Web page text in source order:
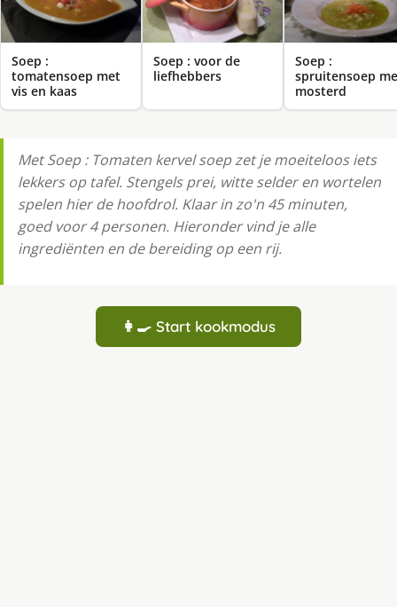
Soep :
tomatensoep met
vis en kaas
Soep : voor de
liefhebbers
Soep :
spruitensoep
mosterd
Met Soep : Tomaten kervel soep zet je moeiteloos iets
lekkers op tafel. Stengels prei, witte selder en wortelen
spelen hier de hoofdrol. Klaar in zo'n 45 minuten,
goed voor 4 personen. Hieronder vind je alle
ingrediënten en de bereiding op een rij.
👩‍🍳 Start kookmodus